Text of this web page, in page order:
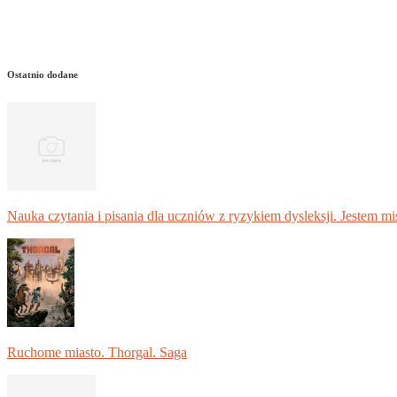
Ostatnio dodane
Nauka czytania i pisania dla uczniów z ryzykiem dysleksji. Jestem
Ruchome miasto. Thorgal. Saga